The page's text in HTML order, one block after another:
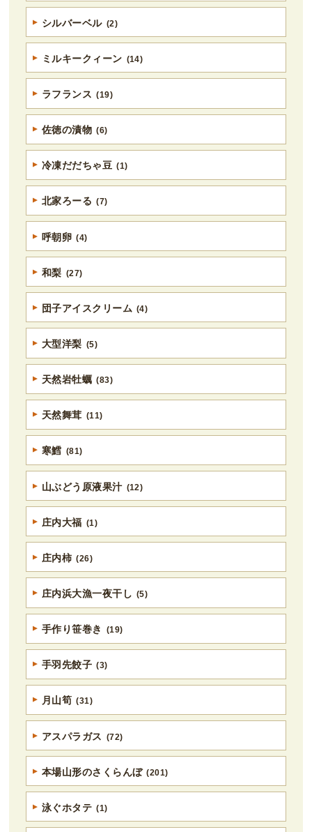
シルバーベル (2)
ミルキークィーン (14)
ラフランス (19)
佐徳の漬物 (6)
冷凍だだちゃ豆 (1)
北家ろーる (7)
呼朝卵 (4)
和梨 (27)
団子アイスクリーム (4)
大型洋梨 (5)
天然岩牡蠣 (83)
天然舞茸 (11)
寒鱈 (81)
山ぶどう原液果汁 (12)
庄内大福 (1)
庄内柿 (26)
庄内浜大漁一夜干し (5)
手作り笹巻き (19)
手羽先餃子 (3)
月山筍 (31)
アスパラガス (72)
本場山形のさくらんぼ (201)
泳ぐホタテ (1)